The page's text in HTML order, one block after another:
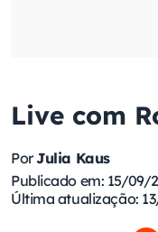
Live com
PorJulia Kaus
Publicado em: 15/09/
Última atualização: